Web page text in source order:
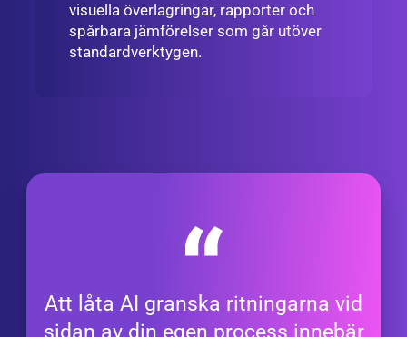
visuella överlagringar, rapporter och
spårbara jämförelser som går utöver
standardverktygen.
Att låta AI granska ritningarna vid
sidan av din egen process innebär